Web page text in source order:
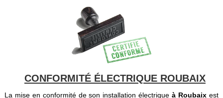
CONFORMITÉ ÉLECTRIQUE ROUBAIX
La mise en conformité de son installation électriqueà Roubaix est